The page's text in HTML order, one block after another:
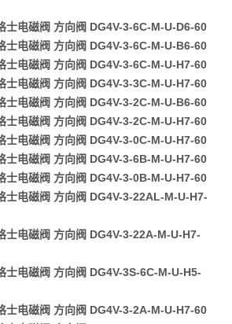
士电磁阀 方向阀 DG4V-3-6C-M-U-D6-60
士电磁阀 方向阀 DG4V-3-6C-M-U-B6-60
士电磁阀 方向阀 DG4V-3-6C-M-U-H7-60
士电磁阀 方向阀 DG4V-3-3C-M-U-H7-60
士电磁阀 方向阀 DG4V-3-2C-M-U-B6-60
士电磁阀 方向阀 DG4V-3-2C-M-U-H7-60
士电磁阀 方向阀 DG4V-3-0C-M-U-H7-60
士电磁阀 方向阀 DG4V-3-6B-M-U-H7-60
士电磁阀 方向阀 DG4V-3-0B-M-U-H7-60
士电磁阀 方向阀 DG4V-3-22AL-M-U-H7-
士电磁阀 方向阀 DG4V-3-22A-M-U-H7-
士电磁阀 方向阀 DG4V-3S-6C-M-U-H5-
士电磁阀 方向阀 DG4V-3-2A-M-U-H7-60